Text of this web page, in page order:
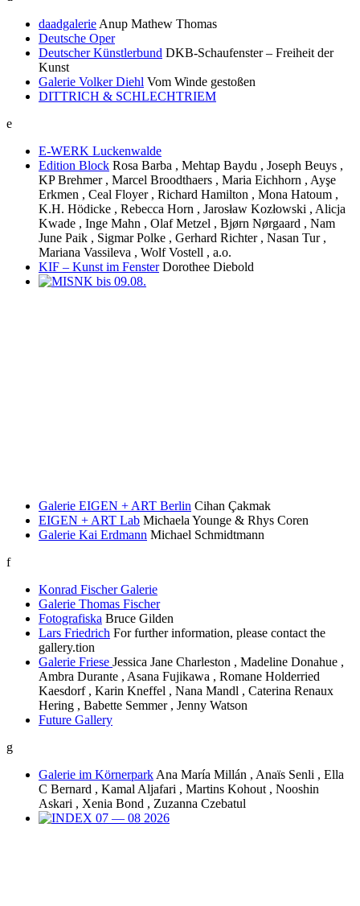
daadgalerie Anup Mathew Thomas
Deutsche Oper
Deutscher Künstlerbund DKB-Schaufenster – Freiheit der
Kunst
Galerie Volker Diehl Vom Winde gestoßen
DITTRICH & SCHLECHTRIEM
e
E-WERK Luckenwalde
Edition Block Rosa Barba , Mehtap Baydu , Joseph Beuys ,
KP Brehmer , Marcel Broodthaers , Maria Eichhorn , Ayşe
Erkmen , Ceal Floyer , Richard Hamilton , Mona Hatoum ,
K.H. Hödicke , Rebecca Horn , Jarosław Kozłowski , Alicja
Kwade , Inge Mahn , Olaf Metzel , Bjørn Nørgaard , Nam
June Paik , Sigmar Polke , Gerhard Richter , Nasan Tur ,
Mariana Vassileva , Wolf Vostell , a.o.
KIF – Kunst im Fenster Dorothee Diebold
Galerie EIGEN + ART Berlin Cihan Çakmak
EIGEN + ART Lab Michaela Younge & Rhys Coren
Galerie Kai Erdmann Michael Schmidtmann
f
Konrad Fischer Galerie
Galerie Thomas Fischer
Fotografiska Bruce Gilden
Lars Friedrich For further information, please contact the
gallery.tion
Galerie Friese Jessica Jane Charleston , Madeline Donahue ,
Ambra Durante , Asana Fujikawa , Romane Holderried
Kaesdorf , Karin Kneffel , Nana Mandl , Caterina Renaux
Hering , Babette Semmer , Jenny Watson
Future Gallery
g
Galerie im Körnerpark Ana María Millán , Anaïs Senli , Ella
C Bernard , Kamal Aljafari , Martins Kohout , Nooshin
Askari , Xenia Bond , Zuzanna Czebatul